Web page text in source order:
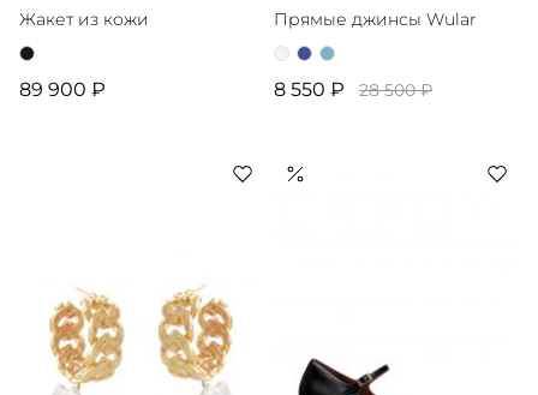
Жакет из кожи
89 900 ₽
Прямые джинсы Wular
8 550 ₽ 28 500 ₽